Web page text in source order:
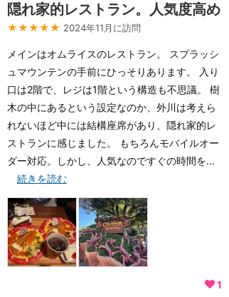
隠れ家的レストラン。人気度高め
★★★★★ 2024年11月に訪問
メインはオムライスのレストラン。 スプラッシ
ュマウンテンの手前にひっそりあります。 入り
口は2階で、レジは1階という構造も不思議。 樹
木の中にあるという設定なのか、外川は考えら
れないほど中には結構座席があり、隠れ家的レ
ストランに感じました。 もちろんモバイルオー
ダー対応。しかし、人気なのですぐの時間を...
続きを読む
1